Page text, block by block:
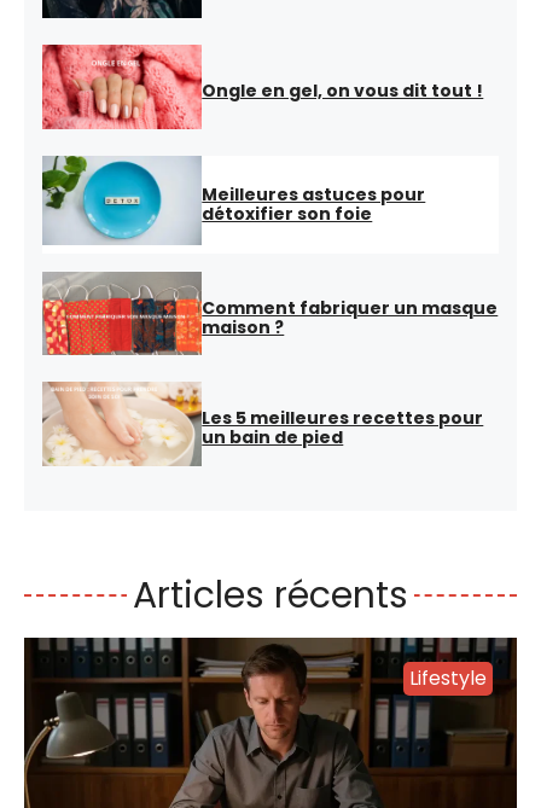
Ongle en gel, on vous dit tout !
Meilleures astuces pour
détoxifier son foie
Comment fabriquer un masque
maison ?
Les 5 meilleures recettes pour
un bain de pied
Articles récents
Lifestyle